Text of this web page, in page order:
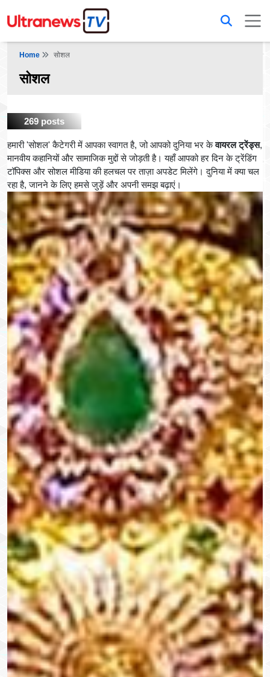
Home सोशल
सोशल
269 posts
हमारी 'सोशल' कैटेगरी में आपका स्वागत है, जो आपको दुनिया भर केवायरल ट्रेंड्स,
मानवीय कहानियों और सामाजिक मुद्दों से जोड़ती है। यहाँ आपको हर दिन के ट्रेंडिंग
टॉपिक्स और सोशल मीडिया की हलचल पर ताज़ा अपडेट मिलेंगे। दुनिया में क्या चल
रहा है, जानने के लिए हमसे जुड़ें और अपनी समझ बढ़ाएं।